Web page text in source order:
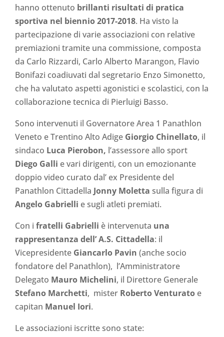
hanno ottenuto brillanti risultati di pratica
sportiva nel biennio 2017-2018. Ha visto la
partecipazione di varie associazioni con relative
premiazioni tramite una commissione, composta
da Carlo Rizzardi, Carlo Alberto Marangon, Flavio
Bonifazi coadiuvati dal segretario Enzo Simonetto,
che ha valutato aspetti agonistici e scolastici, con la
collaborazione tecnica di Pierluigi Basso.
Sono intervenuti il Governatore Area 1 Panathlon
Veneto e Trentino Alto Adige Giorgio Chinellato, il
sindaco Luca Pierobon, l’assessore allo sport
Diego Galli evari dirigenti, con un emozionante
doppio video curato dal’ ex Presidente del
Panathlon Cittadella Jonny Moletta sulla figura di
Angelo Gabrielli e sugli atleti premiati.
Con i fratelli Gabrielli è intervenuta una
rappresentanza dell’ A.S. Cittadella: il
Vicepresidente Giancarlo Pavin (anche socio
fondatore del Panathlon), l’Amministratore
Delegato Mauro Michelini, il Direttore Generale
Stefano Marchetti, mister Roberto Venturato e
capitan Manuel Iori.
Le associazioni iscritte sono state: